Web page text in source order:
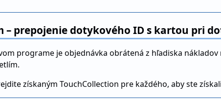
– prepojenie dotykového ID s kartou pri
programe je objednávka obrátená z hľadiska
získaným TouchCollection pre každého, aby ste